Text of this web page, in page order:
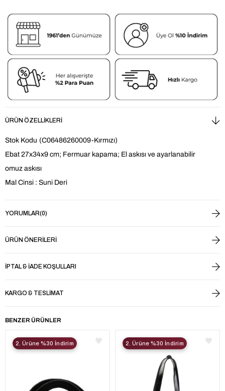
ÜRÜN ÖZELLIKLERI
Stok Kodu (C06486260009-Kırmızı)
Ebat 27x34x9 cm; Fermuar kapama; El askısı ve ayarlanabilir
omuz askısı
Mal Cinsi : Suni Deri
YORUMLAR(0)
ÜRÜN ÖNERILERI
İPTAL & İADE KOŞULLARI
KARGO & TESLIMAT
BENZER ÜRÜNLER
2. Ürüne %30 İndirim 2. Ürüne %30 İndirim